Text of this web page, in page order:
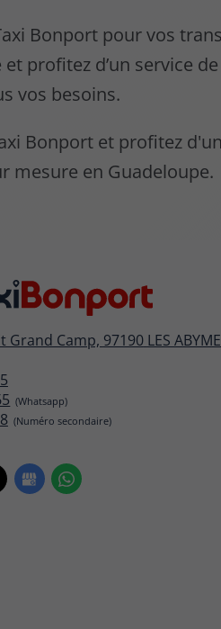
Bonport pour vos
profitez d’un service
vos besoins.
Bonport et profitez
mesure en Guadeloupe.
Grand Camp, 97190 LES